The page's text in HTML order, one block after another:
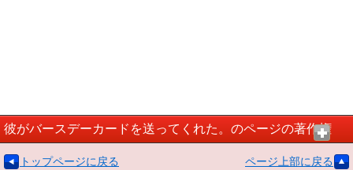
彼がバースデーカードを送ってくれた。のページの著作権
トップページに戻る ページ上部に戻る